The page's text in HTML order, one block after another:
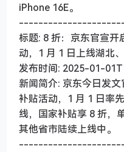
iPhone 16E。
标题: 8 折：京东官宣
动，1 月 1 日上线湖北
发布时间: 2025-01-
新闻简介: 京东今日发
补贴活动，1 月 1 日率
线，国家补贴享 8 折，
其他省市陆续上线中。